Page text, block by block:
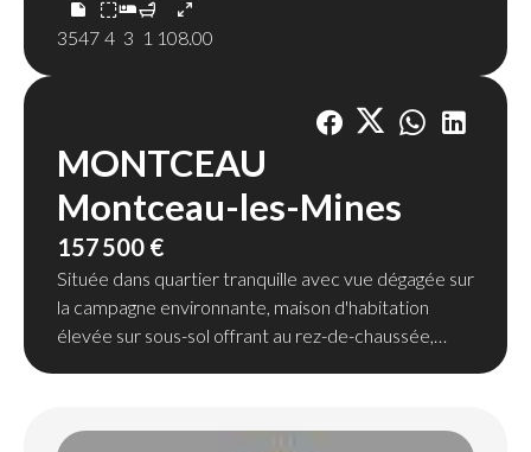
3547 4 3 1 108.00
MONTCEAU
Montceau-les-Mines
157 500 €
Située dans quartier tranquille avec vue dégagée sur
la campagne environnante, maison d'habitation
élevée sur sous-sol offrant au rez-de-chaussée,